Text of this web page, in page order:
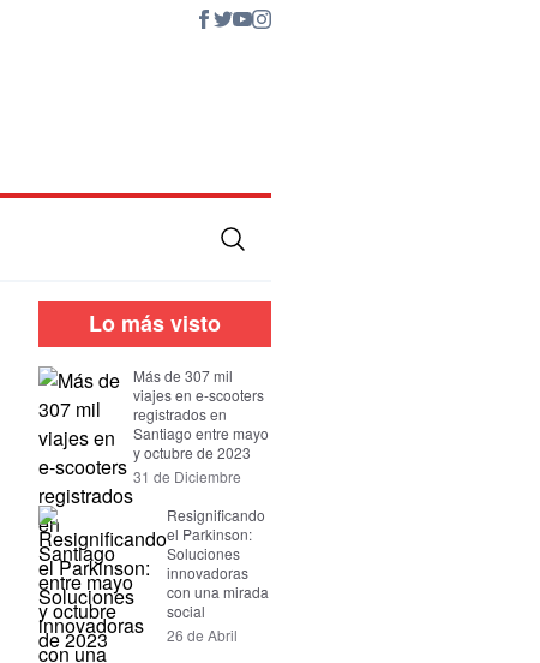
Lo más visto
Más de 307 mil
viajes en e-scooters
registrados en
Santiago entre mayo
y octubre de 2023
31 de Diciembre
Resignificando
el Parkinson:
Soluciones
innovadoras
con una mirada
social
26 de Abril